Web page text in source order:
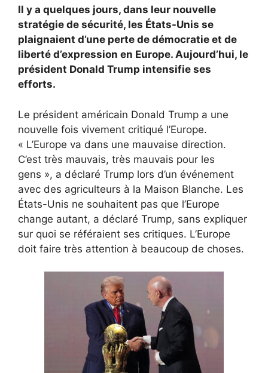
Il y a quelques jours, dans leur nouvelle
stratégie de sécurité, les États-Unis se
plaignaient d’une perte de démocratie et de
liberté d’expression en Europe. Aujourd’hui, le
président Donald Trump intensifie ses
efforts.
Le président américain Donald Trump a une
nouvelle fois vivement critiqué l’Europe.
« L’Europe va dans une mauvaise direction.
C’est très mauvais, très mauvais pour les
gens », a déclaré Trump lors d’un événement
avec des agriculteurs à la Maison Blanche. Les
États-Unis ne souhaitent pas que l’Europe
change autant, a déclaré Trump, sans expliquer
sur quoi se référaient ses critiques. L’Europe
doit faire très attention à beaucoup de choses.